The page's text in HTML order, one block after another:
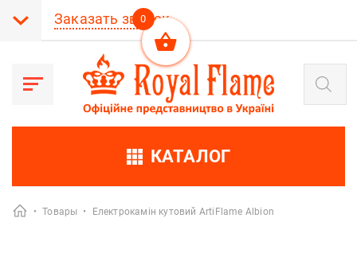
Заказать звонок
Поиск
товаров
КАТАЛОГ
• Товары • Електрокамін кутовий ArtiFlame Albion
0